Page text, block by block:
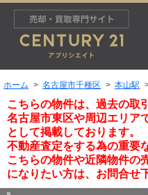
ホーム 名古屋市千種区 本山駅
こちらの物件は、過去の取
名古屋市東区や周辺エリア
として掲載しております。
不動産査定をする為の重要
こちらの物件や近隣物件の
になりたい方は、お問合せ